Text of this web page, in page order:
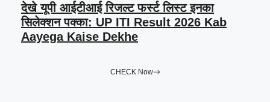
देखे यूपी आईटीआई रिजल्ट फर्स्ट लिस्ट इनका
सिलेक्शन पक्का: UP ITI Result 2026 Kab
Aayega Kaise Dekhe
CHECK Now